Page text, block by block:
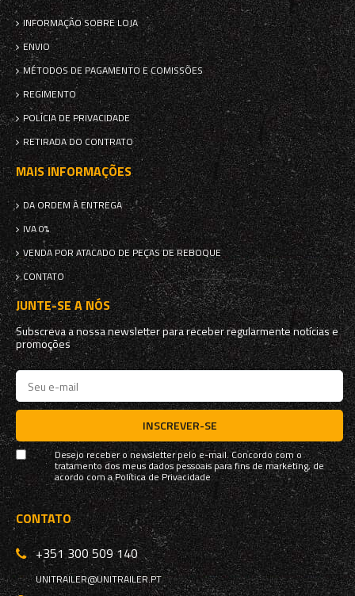
INFORMAÇÃO SOBRE LOJA
ENVIO
MÉTODOS DE PAGAMENTO E COMISSÕES
REGIMENTO
POLÍCIA DE PRIVACIDADE
RETIRADA DO CONTRATO
MAIS INFORMAÇÕES
DA ORDEM À ENTREGA
IVA 0%
VENDA POR ATACADO DE PEÇAS DE REBOQUE
CONTATO
JUNTE-SE A NÓS
Subscreva a nossa newsletter para receber regularmente notícias e
promoções
INSCREVER-SE
Desejo receber o newsletter pelo e-mail. Concordo com o
tratamento dos meus dados pessoais para fins de marketing, de
acordo com aPolítica de Privacidade
CONTATO
+351 300 509 140
UNITRAILER@UNITRAILER.PT